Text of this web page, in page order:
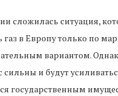
сложилась ситуация,
газ в Европу только по
вариантом.
сильны и будут
государственным